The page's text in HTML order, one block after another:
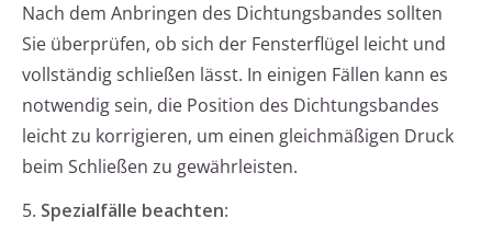
Nach dem Anbringen des Dichtungsbandes sollten
Sie überprüfen, ob sich der Fensterflügel leicht und
vollständig schließen lässt. In einigen Fällen kann es
notwendig sein, die Position des Dichtungsbandes
leicht zu korrigieren, um einen gleichmäßigen Druck
beim Schließen zu gewährleisten.
5. Spezialfälle beachten: